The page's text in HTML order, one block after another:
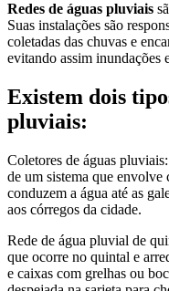
Redes de águas pluviais
Suas instalações são
coletadas das chuvas e
evitando assim inundações
Existem dois
pluviais:
Coletores de águas
de um sistema que envolve
conduzem a água até as
aos córregos da cidade.
Rede de água pluvial de
que ocorre no quintal e
e caixas com grelhas ou